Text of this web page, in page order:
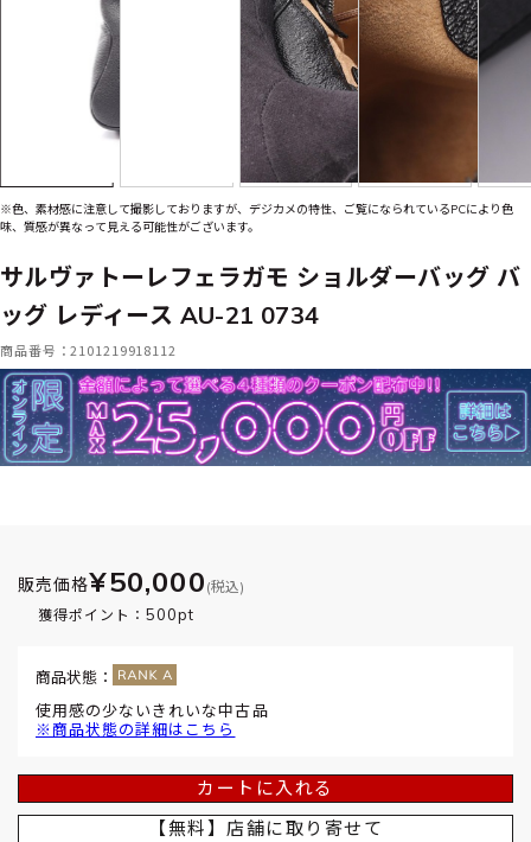
※色、素材感に注意して撮影しておりますが、デジカメの特性、ご覧になられているPCにより色
味、質感が異なって見える可能性がございます。
サルヴァトーレフェラガモ ショルダーバッグ バ
ッグ レディース AU-21 0734
商品番号：2101219918112
販売価格¥50,000 (税込)
獲得ポイント： 500pt
商品状態：
使用感の少ないきれいな中古品
※商品状態の詳細はこちら
カートに入れる
【無料】店舗に取り寄せて